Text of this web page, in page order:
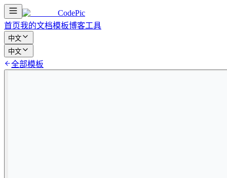
CodePic
首页我的文档模板博客工具
中文
中文
全部模板